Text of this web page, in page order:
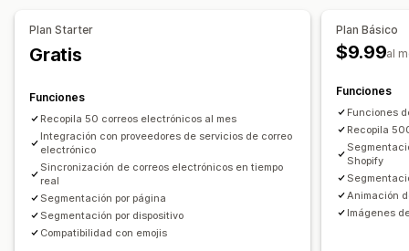
Gestión de descuentos
Fuentes personalizadas
Activadores y reglas Automatizaciones
Lista de captura de correos electrónicos Segmentación
Geolocalización
Etiquetas Filtros Seguimiento
Informes
Informes y estadísticas
Código personalizado
Fuentes personalizadas
Lista de captura de correos electrónicos
Campañas
Automatizaciones
Segmentación
Geolocalización
Informes Informes y estadísticas Seguimiento
Plan Starter
Gratis
Funciones
Recopila 50 correos electrónicos al mes
Integración con proveedores de servicios de correo
electrónico
Sincronización de correos electrónicos en tiempo
real
Segmentación por página
Segmentación por dispositivo
Compatibilidad con emojis
Plan Básico
$9.99al
Funciones
Funciones
Recopila
Shopify
Animación
Imágenes